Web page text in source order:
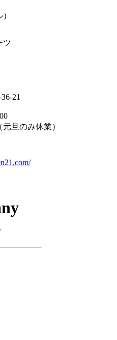
ツ
21
旦のみ休業）